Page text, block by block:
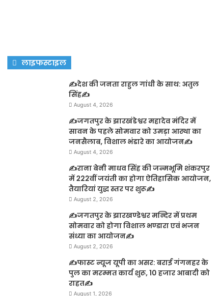
लाइफस्टाइल
✍️देश की जनता राहुल गांधी के साथ: अतुल
सिंह✍️
August 4, 2026
✍️जगतपुर के झारखंडेश्वर महादेव मंदिर में
सावन के पहले सोमवार को उमड़ा आस्था का
जनसैलाब, विशाल भंडारे का आयोजन✍️
August 4, 2026
✍️राना बेनी माधव सिंह की जन्मभूमि शंकरपुर
में 222वीं जयंती का होगा ऐतिहासिक आयोजन,
तैयारियां युद्ध स्तर पर शुरू✍️
August 2, 2026
✍️जगतपुर के झारखण्डेश्वर मन्दिर में प्रथम
सोमवार को होगा विशाल भण्डारा एवं भजन
संध्या का आयोजन✍️
August 2, 2026
✍️फास्ट न्यूज यूपी का असर: बराई गंगनहर के
पुल का मरम्मत कार्य शुरू, 10 हजार आबादी को
राहत✍️
August 1, 2026